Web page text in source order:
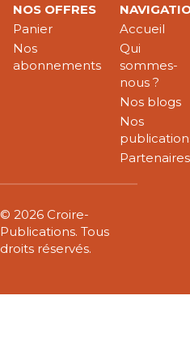
NOS OFFRES
Panier
Nos
abonnements
Accueil
Qui
sommes-
nous ?
Nos blogs
Nos
Partenaires
© 2026 Croire-
Publications. Tous
droits réservés.